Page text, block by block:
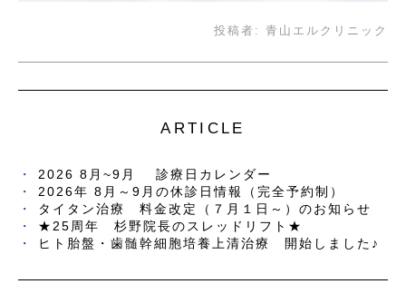
投稿者: 青山エルクリニック
ARTICLE
2026 8月~9月 診療日カレンダー
2026年 8月～9月の休診日情報（完全予約制）
タイタン治療 料金改定（７月１日～）のお知らせ
★25周年 杉野院長のスレッドリフト★
ヒト胎盤・歯髄幹細胞培養上清治療 開始しました♪